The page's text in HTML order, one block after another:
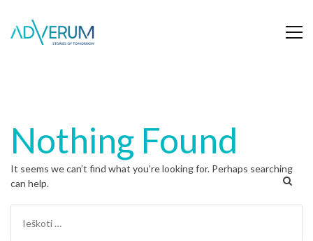
Nothing Found
It seems we can’t find what you’re looking for. Perhaps searching
can help.